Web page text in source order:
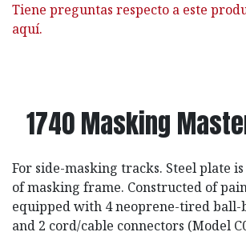
Tiene preguntas respecto a este
aquí.
1740 Masking
For side-masking tracks. Steel plate
of masking frame. Constructed of
equipped with 4 neoprene-tired ball-
and 2 cord/cable connectors (Model